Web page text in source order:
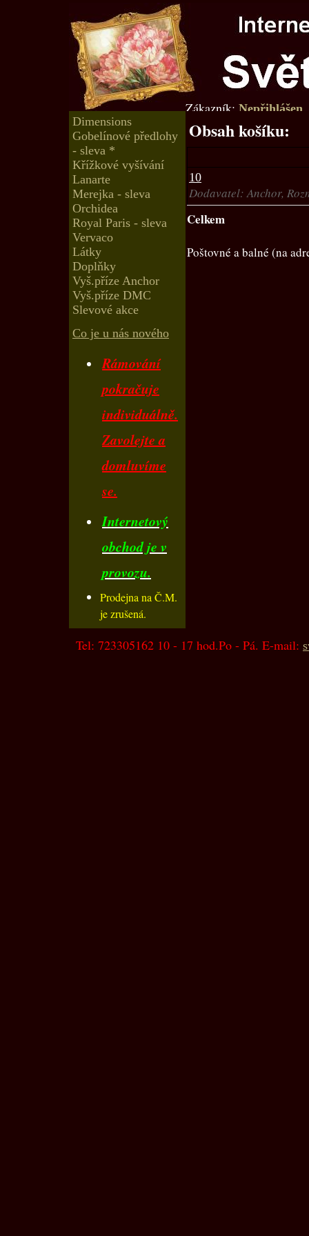
Zákazník: Nepřihlášen
Dimensions
Gobelínové předlohy
- sleva *
Křížkové vyšívání
Lanarte
Merejka - sleva
Orchidea
Royal Paris - sleva
Vervaco
Látky
Doplňky
Vyš.příze Anchor
Vyš.příze DMC
Slevové akce
Co je u nás nového
Rámování
pokračuje
individuálně.
Zavolejte a
domluvíme
se.
Internetový
obchod je v
provozu.
Prodejna na Č.M.
je zrušená.
Obsah košíku:
10
Dodavatel: Anchor,
Celkem
Poštovné a balné (na
Tel: 723305162 10 - 17 hod.Po - Pá. E-mail: